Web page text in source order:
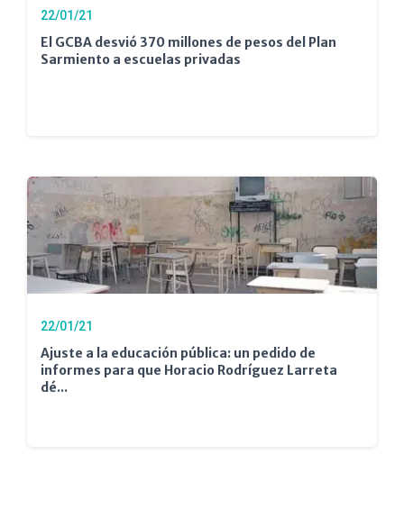
22/01/21
El GCBA desvió 370 millones de pesos del Plan
Sarmiento a escuelas privadas
22/01/21
Ajuste a la educación pública: un pedido de
informes para que Horacio Rodríguez Larreta
dé...